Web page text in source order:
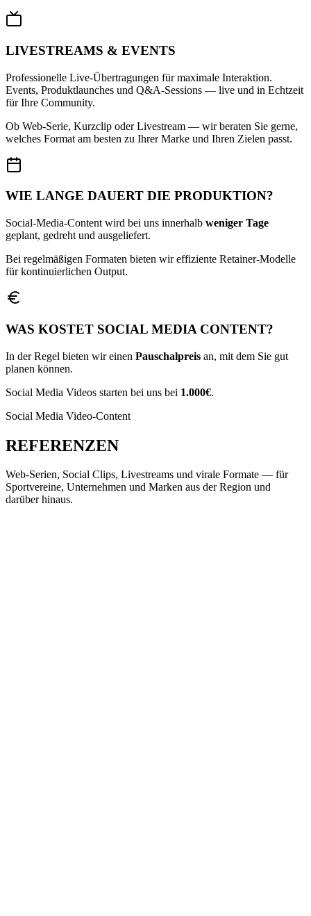
LIVESTREAMS & EVENTS
Professionelle Live-Übertragungen für maximale Interaktion.
Events, Produktlaunches und Q&A-Sessions — live und in Echtzeit
für Ihre Community.
Ob Web-Serie, Kurzclip oder Livestream — wir beraten Sie gerne,
welches Format am besten zu Ihrer Marke und Ihren Zielen passt.
WIE LANGE DAUERT DIE PRODUKTION?
Social-Media-Content wird bei uns innerhalb weniger Tage
geplant, gedreht und ausgeliefert.
Bei regelmäßigen Formaten bieten wir effiziente Retainer-Modelle
für kontinuierlichen Output.
WAS KOSTET SOCIAL MEDIA CONTENT?
In der Regel bieten wir einen Pauschalpreis an, mit dem Sie gut
planen können.
Social Media Videos starten bei uns bei 1.000€.
Social Media Video-Content
REFERENZEN
Web-Serien, Social Clips, Livestreams und virale Formate — für
Sportvereine, Unternehmen und Marken aus der Region und
darüber hinaus.